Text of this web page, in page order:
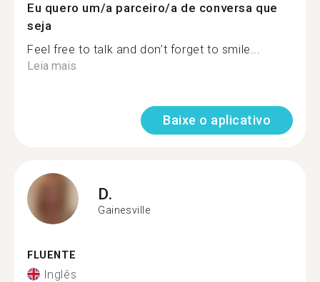
Eu quero um/a parceiro/a de conversa que
seja
Feel free to talk and don’t forget to smile...
Leia mais
Baixe o aplicativo
D.
Gainesville
FLUENTE
Inglês